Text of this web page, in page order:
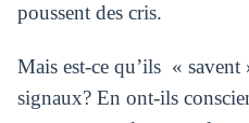
poussent des cris.
Mais est-ce qu’ils « savent
signaux? En ont-ils